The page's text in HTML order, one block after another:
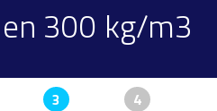
300 kg/m3
3 4